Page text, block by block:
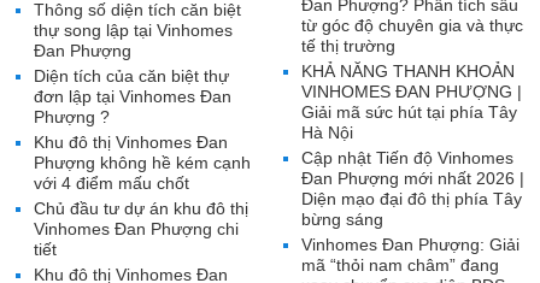
Đan Phượng? Phân tích sâu
từ góc độ chuyên gia và thực
tế thị trường
KHẢ NĂNG THANH KHOẢN
VINHOMES ĐAN PHƯỢNG |
Giải mã sức hút tại phía Tây
Hà Nội
Cập nhật Tiến độ Vinhomes
Đan Phượng mới nhất 2026 |
Diện mạo đại đô thị phía Tây
bừng sáng
Vinhomes Đan Phượng: Giải
mã “thỏi nam châm” đang
Thông số diện tích căn biệt
thự song lập tại Vinhomes
Đan Phượng
Diện tích của căn biệt thự
đơn lập tại Vinhomes Đan
Phượng ?
Khu đô thị Vinhomes Đan
Phượng không hề kém cạnh
với 4 điểm mấu chốt
Chủ đầu tư dự án khu đô thị
Vinhomes Đan Phượng chi
tiết
Khu đô thị Vinhomes Đan